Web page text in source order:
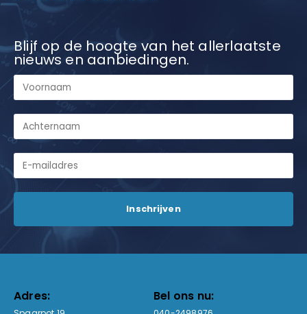
Blijf op de hoogte van het allerlaatste
nieuws en aanbiedingen.
Adres: Bel ons nu: